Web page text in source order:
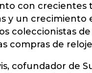
con crecientes
y un crecimiento
coleccionistas
compras de
cofundador de